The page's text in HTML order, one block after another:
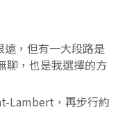
，但有一大段路是
聊，也是我選擇的方
Lambert，再步行約